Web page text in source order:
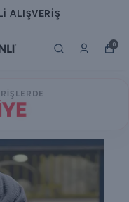
ALIŞVERİŞ
0